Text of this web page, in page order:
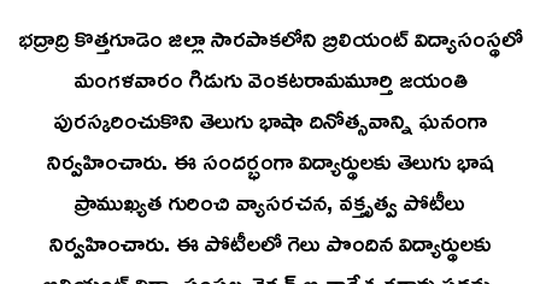
భద్రాద్రి కొత్తగూడెం జిల్లా సారపాకలోని బ్రిలియంట్ విద్యాసంస్థలో
మంగళవారం గిడుగు వెంకటరామమూర్తి జయంతి
పురస్కరించుకొని తెలుగు భాషా దినోత్సవాన్ని ఘనంగా
నిర్వహించారు. ఈ సందర్భంగా విద్యార్థులకు తెలుగు భాష
ప్రాముఖ్యత గురించి వ్యాసరచన, వక్తృత్వ పోటీలు
నిర్వహించారు. ఈ పోటీలలో గెలు పొందిన విద్యార్థులకు